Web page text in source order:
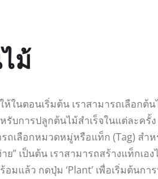
ม้
ในตอนเริ่มต้น เราสามารถเลือกต้
รับการปลูกต้นไม้สำเร็จในแต่ละครั้ง
ถเลือกหมวดหมู่หรือแท็ก (Tag) สำ
” เป็นต้น เราสามารถสร้างแท็กเอ
อมแล้ว กดปุ่ม ‘Plant’ เพื่อเริ่มต้นก